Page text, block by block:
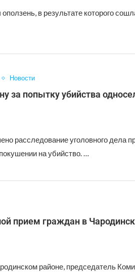
в результате которого
Новости
за попытку убийства
расследование уголовного дела
на убийство. …
прием граждан в
районе, председатель